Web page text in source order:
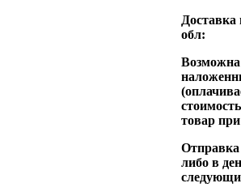
Доставка
обл:
Возможна
товар
Отправка
либо в